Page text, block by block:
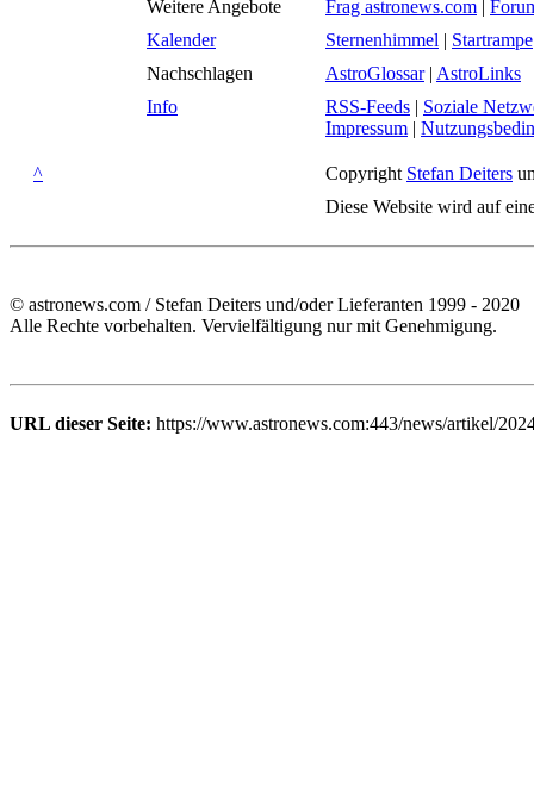
Weitere Angebote
Frag astronews.com |
Kalender
Sternenhimmel | Startrampe
Nachschlagen
AstroGlossar| AstroLinks
Info
RSS-Feeds | Soziale
Impressum |
^ Copyright Stefan Deiters
Diese Website wird auf
© astronews.com / Stefan Deiters und/oder Lieferanten 1999 - 2020
Alle Rechte vorbehalten. Vervielfältigung nur mit Genehmigung.
URL dieser Seite: https://www.astronews.com:443/news/artikel/